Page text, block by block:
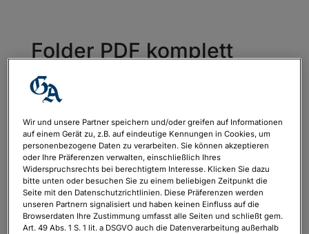
Folder PDF komplett
Donauromanze 2023_GA
vonphilipp.neubauer
Folder PDF komplett Donauromanze
2023_GA
Wir und unsere Partner speichern und/oder greifen auf Informationen
auf einem Gerät zu, z.B. auf eindeutige Kennungen in Cookies, um
personenbezogene Daten zu verarbeiten. Sie können akzeptieren
oder Ihre Präferenzen verwalten, einschließlich Ihres
Widerspruchsrechts bei berechtigtem Interesse. Klicken Sie dazu
bitte unten oder besuchen Sie zu einem beliebigen Zeitpunkt die
Seite mit den Datenschutzrichtlinien. Diese Präferenzen werden
unseren Partnern signalisiert und haben keinen Einfluss auf die
Browserdaten Ihre Zustimmung umfasst alle Seiten und schließt gem.
Art. 49 Abs. 1 S. 1 lit. a DSGVO auch die Datenverarbeitung außerhalb